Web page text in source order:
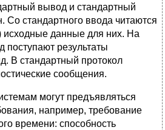
вывод и стандартный
Со стандартного ввода читаются
исходные данные для них. На
поступают результаты
В стандартный протокол
сообщения.
могут предъявляться
например, требование
времени: способность